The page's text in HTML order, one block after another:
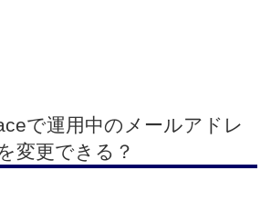
で運用中のメールアドレ
変更できる？